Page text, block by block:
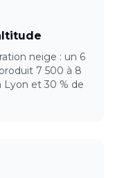
neige : un 6
7 500 à 8
Lyon et 30 % de